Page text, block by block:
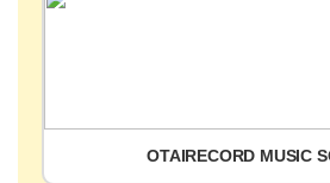
OTAIRECORD MUSIC